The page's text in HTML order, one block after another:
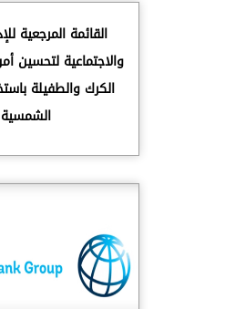
القائمة المرجعية
والاجتماعية لتحسين
الكرك والطفيلة
الشمسية